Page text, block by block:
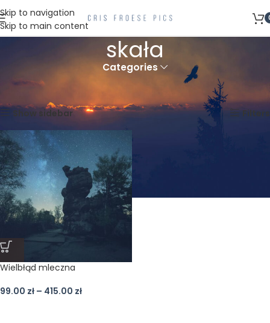
Skip to navigation
Skip to main content
skała
Categories
Strona główna
Show sidebar
Filters
Wielbłąd mleczna
99.00 zł – 415.00 zł